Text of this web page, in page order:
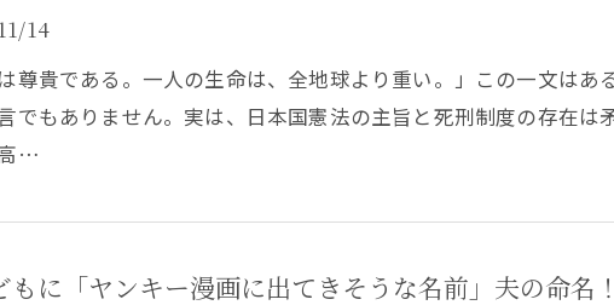
14
は尊貴である。一人の生命は、全地球より重い。」この一文はあ
でもありません。実は、日本国憲法の主旨と死刑制度の存在は
…
もに「ヤンキー漫画に出てきそうな名前」夫の命名